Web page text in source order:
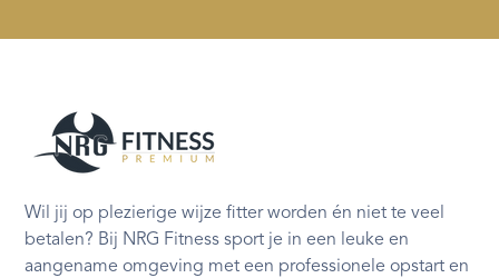
Wil jij op plezierige wijze fitter worden én niet te veel
betalen? Bij NRG Fitness sport je in een leuke en
aangename omgeving met een professionele opstart en